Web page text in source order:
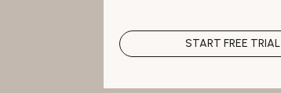
START FREE TRIAL